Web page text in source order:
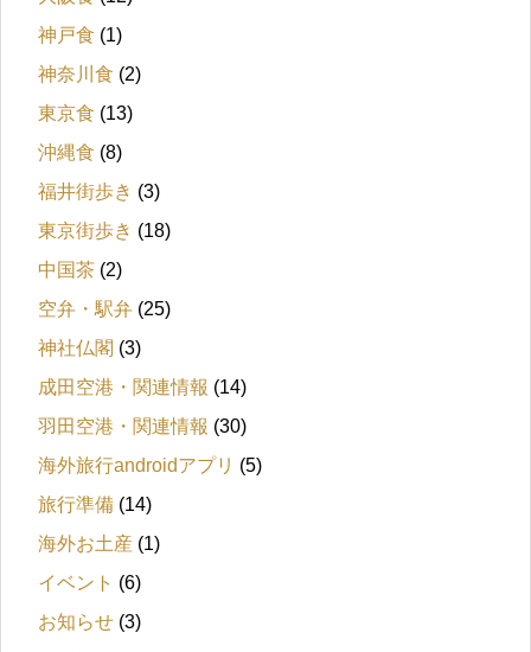
神戸食 (1)
神奈川食 (2)
東京食 (13)
沖縄食 (8)
福井街歩き (3)
東京街歩き (18)
中国茶 (2)
空弁・駅弁 (25)
神社仏閣 (3)
成田空港・関連情報 (14)
羽田空港・関連情報 (30)
海外旅行androidアプリ (5)
旅行準備 (14)
海外お土産 (1)
イベント (6)
お知らせ (3)